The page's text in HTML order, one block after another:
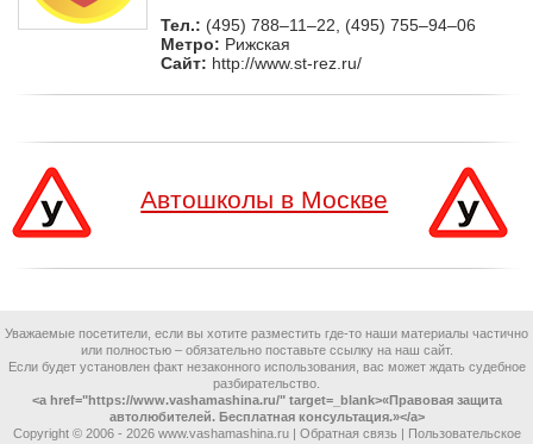
Тел.: (495) 788–11–22, (495) 755–94–06
Метро: Рижская
Сайт: http://www.st-rez.ru/
Автошколы в Москве
Уважаемые посетители, если вы хотите разместить где-то наши материалы частично
или полностью – обязательно поставьте ссылку на наш сайт.
Если будет установлен факт незаконного использования, вас может ждать судебное
разбирательство.
<a href="https://www.vashamashina.ru/" target=_blank>«Правовая защита
автолюбителей. Бесплатная консультация.»</a>
Copyright © 2006 - 2026 www.vashamashina.ru | Обратная связь | Пользовательское